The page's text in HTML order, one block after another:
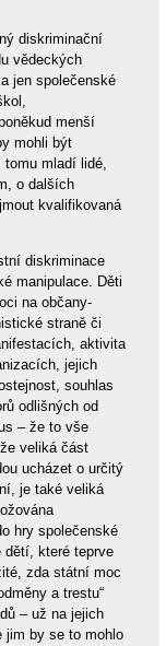
diskriminační
vědeckých
jen společenské
menší
mohli být
mladí lidé,
o dalších
kvalifikovaná
diskriminace
manipulace. Děti
na občany-
straně či
aktivita
jejich
souhlas
odlišných od
– že to vše
veliká část
ucházet o určitý
je také veliká
hry společenské
dětí, které teprve
zda státní moc
a trestu“
– už na jejich
jim by se to mohlo